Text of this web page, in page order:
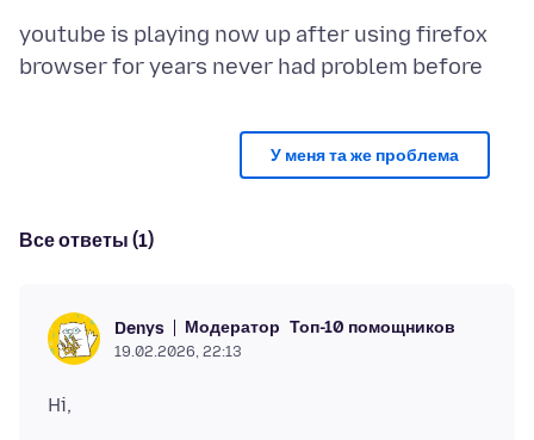
youtube is playing now up after using firefox
У меня та же проблема
Все ответы (1)
Denys Модератор Топ-10 помощников
19.02.2026, 22:13